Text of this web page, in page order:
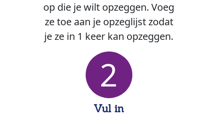
op die je wilt opzeggen. Voeg
ze toe aan je opzeglijst zodat
je ze in 1 keer kan opzeggen.
2
Vul in